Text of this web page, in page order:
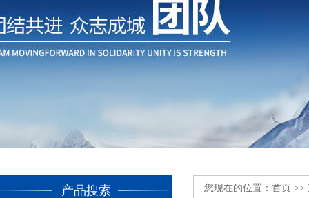
产品搜索 您现在的位置： 首页 >>